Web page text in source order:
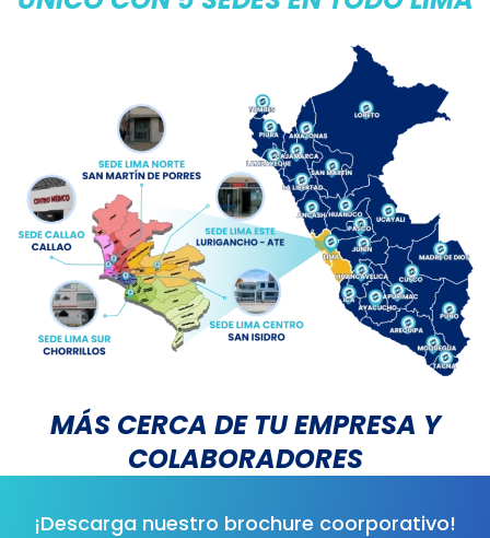
MÁS CERCA DE TU EMPRESA Y
COLABORADORES
¡Descarga nuestro brochure coorporativo!